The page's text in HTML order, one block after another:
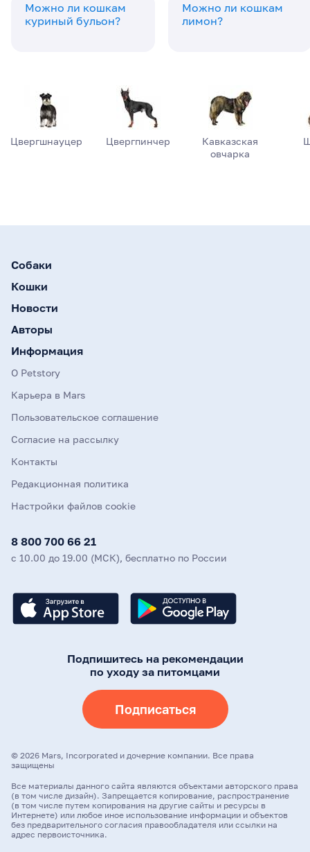
Можно ли кошкам
куриный бульон?
Можно ли кошкам
лимон?
Цвергшнауцер Цвергпинчер
Кавказская
овчарка
Собаки
Кошки
Новости
Авторы
Информация
О Petstory
Карьера в Mars
Пользовательское соглашение
Согласие на рассылку
Контакты
Редакционная политика
Настройки файлов cookie
8 800 700 66 21
с 10.00 до 19.00 (МСК), бесплатно по России
Подпишитесь на рекомендации
по уходу за питомцами
Подписаться
© 2026 Mars, Incorporated и дочерние компании. Все права
защищены
Все материалы данного сайта являются объектами авторского права
(в том числе дизайн). Запрещается копирование, распространение
(в том числе путем копирования на другие сайты и ресурсы в
Интернете) или любое иное использование информации и объектов
без предварительного согласия правообладателя или ссылки на
адрес первоисточника.